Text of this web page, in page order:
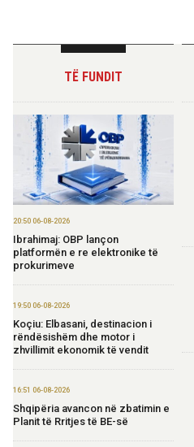
TË FUNDIT
20:50 06-08-2026
Ibrahimaj: OBP lançon
platformën e re elektronike të
prokurimeve
19:50 06-08-2026
Koçiu: Elbasani, destinacion i
rëndësishëm dhe motor i
zhvillimit ekonomik të vendit
16:51 06-08-2026
Shqipëria avancon në zbatimin e
Planit të Rritjes të BE-së